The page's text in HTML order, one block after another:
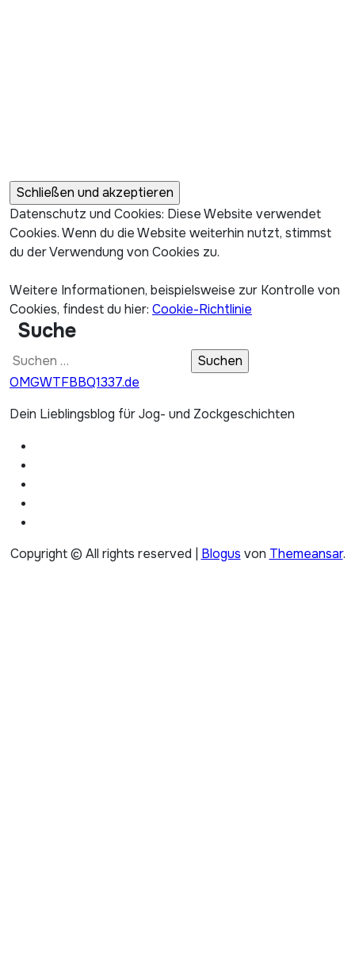
Datenschutz und Cookies: Diese Website verwendet
Cookies. Wenn du die Website weiterhin nutzt, stimmst
du der Verwendung von Cookies zu.
Weitere Informationen, beispielsweise zur Kontrolle von
Cookies, findest du hier: Cookie-Richtlinie
Suche
Suchen
nach:
OMGWTFBBQ1337.de
Dein Lieblingsblog für Jog- und Zockgeschichten
Copyright © All rights reserved Blogus von Themeansar.